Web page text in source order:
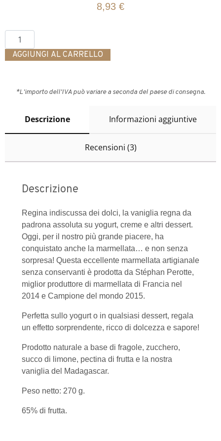
8,93 €
AGGIUNGI AL CARRELLO
*L'importo dell'IVA può variare a seconda del paese di consegna.
Descrizione Informazioni aggiuntive
Recensioni (3)
Descrizione
Regina indiscussa dei dolci, la vaniglia regna da
padrona assoluta su yogurt, creme e altri dessert.
Oggi, per il nostro più grande piacere, ha
conquistato anche la marmellata… e non senza
sorpresa! Questa eccellente marmellata artigianale
senza conservanti è prodotta da Stéphan Perotte,
miglior produttore di marmellata di Francia nel
2014 e Campione del mondo 2015.
Perfetta sullo yogurt o in qualsiasi dessert, regala
un effetto sorprendente, ricco di dolcezza e sapore!
Prodotto naturale a base di fragole, zucchero,
succo di limone, pectina di frutta e la nostra
vaniglia del Madagascar.
Peso netto: 270 g.
65% di frutta.